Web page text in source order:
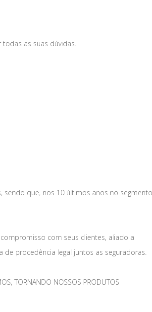
as suas dúvidas.
sendo que, nos 10 últimos anos no segmento
com seus clientes, aliado a
procedência legal juntos as seguradoras.
TORNANDO NOSSOS PRODUTOS